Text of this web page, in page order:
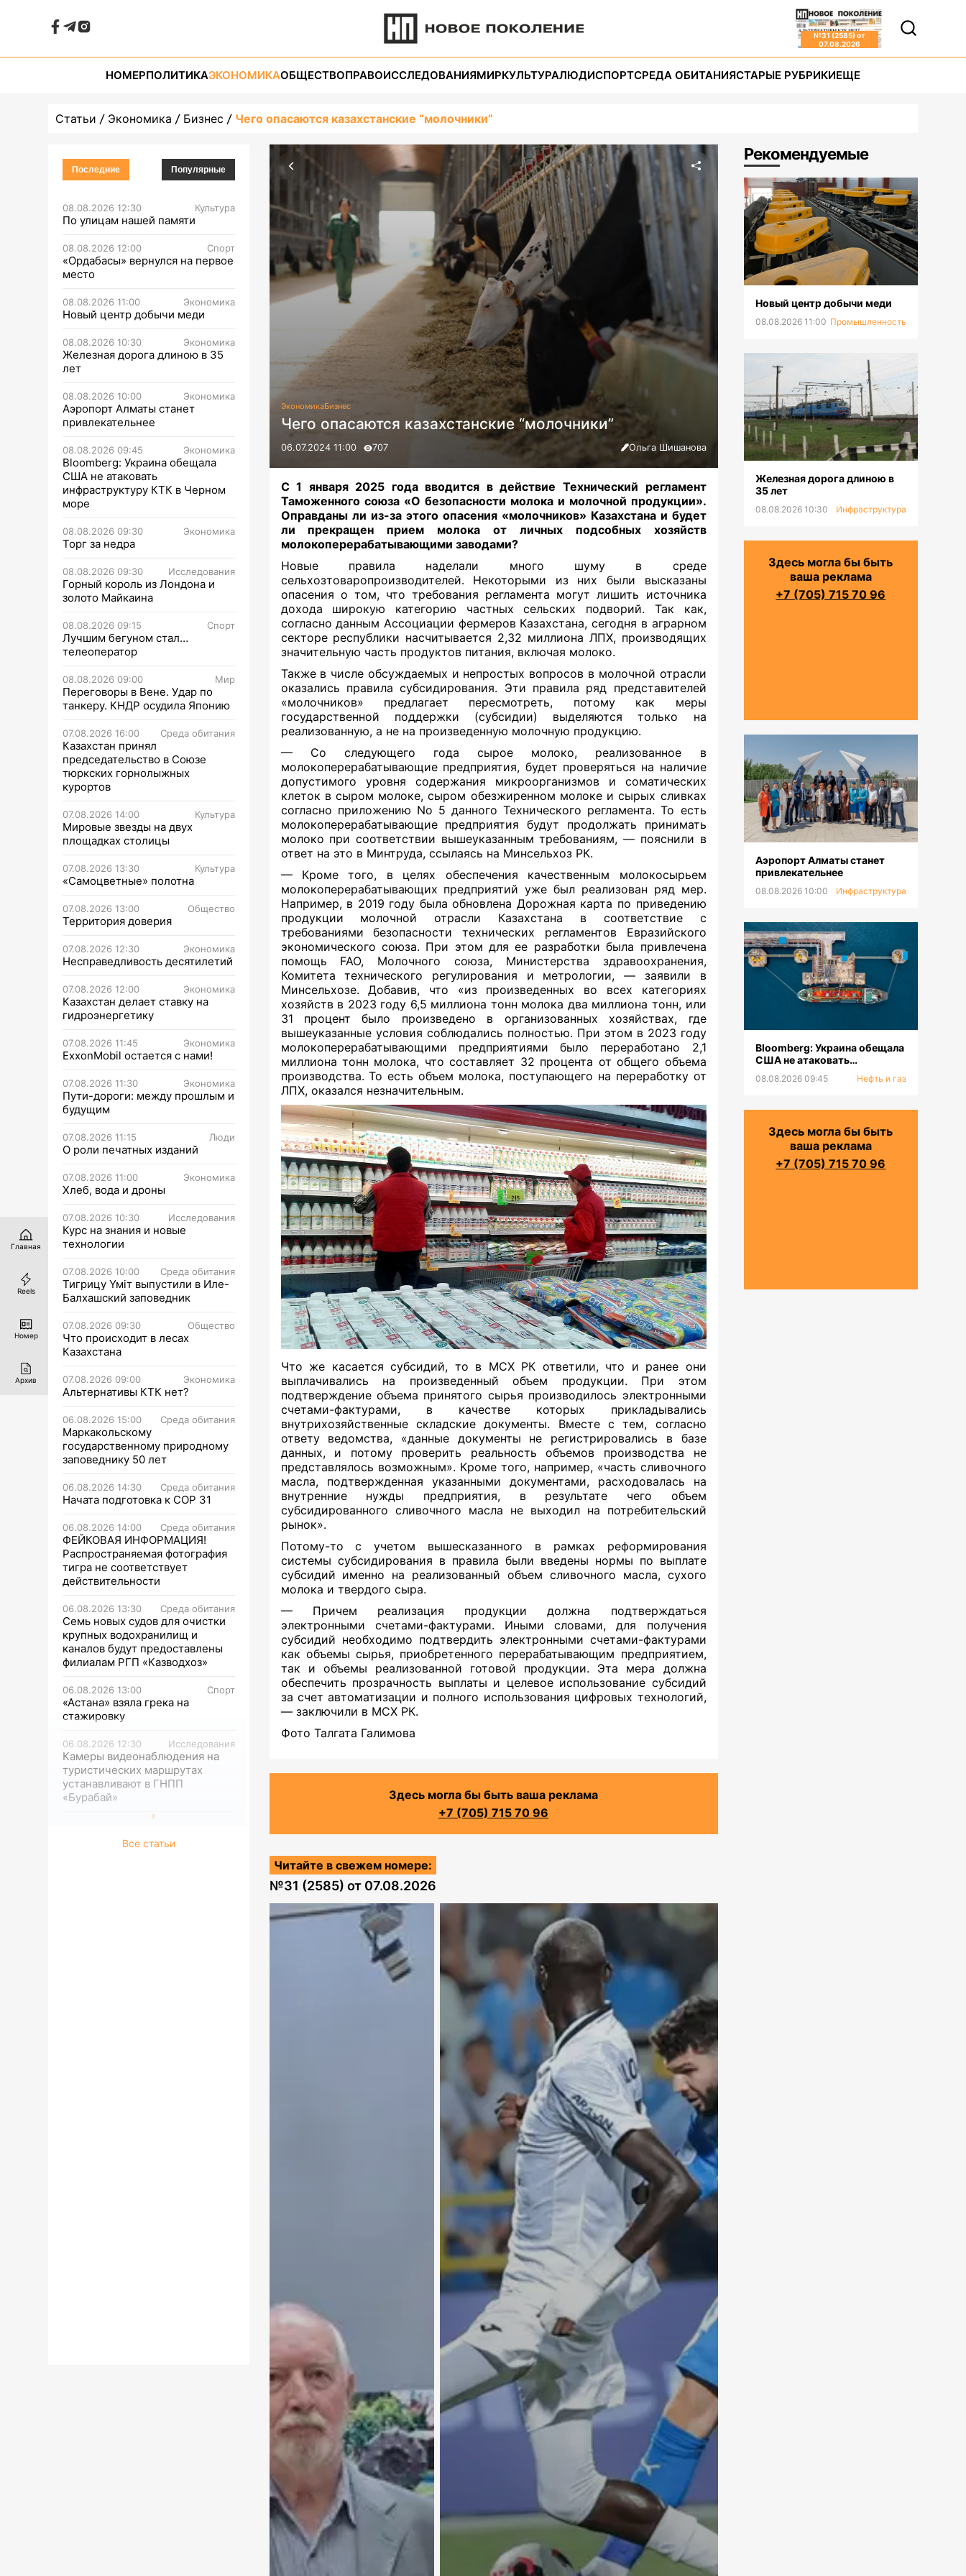
№31 (2585) от
07.08.2026
НОМЕРПОЛИТИКАЭКОНОМИКАОБЩЕСТВОПРАВОИССЛЕДОВАНИЯМИРКУЛЬТУРАЛЮДИСПОРТСРЕДА ОБИТАНИЯСТАРЫЕ РУБРИКИЕЩЕ
Статьи Экономика Бизнес Чего опасаются казахстанские “молочники”
Последние Популярные
08.08.2026 12:30 Культура
По улицам нашей памяти
08.08.2026 12:00 Спорт
«Ордабасы» вернулся на первое
место
08.08.2026 11:00 Экономика
Новый центр добычи меди
08.08.2026 10:30 Экономика
Железная дорога длиною в 35
лет
08.08.2026 10:00 Экономика
Аэропорт Алматы станет
привлекательнее
08.08.2026 09:45 Экономика
Bloomberg: Украина обещала
США не атаковать
инфраструктуру КТК в Черном
море
08.08.2026 09:30 Экономика
Торг за недра
08.08.2026 09:30 Исследования
Горный король из Лондона и
золото Майкаина
08.08.2026 09:15 Спорт
Лучшим бегуном стал…
телеоператор
08.08.2026 09:00 Мир
Переговоры в Вене. Удар по
танкеру. КНДР осудила Японию
07.08.2026 16:00 Среда обитания
Казахстан принял
председательство в Союзе
тюркских горнолыжных
курортов
07.08.2026 14:00 Культура
Мировые звезды на двух
площадках столицы
07.08.2026 13:30 Культура
«Самоцветные» полотна
07.08.2026 13:00 Общество
Территория доверия
07.08.2026 12:30 Экономика
Несправедливость десятилетий
07.08.2026 12:00 Экономика
Казахстан делает ставку на
гидроэнергетику
07.08.2026 11:45 Экономика
ExxonMobil остается с нами!
07.08.2026 11:30 Экономика
Пути-дороги: между прошлым и
будущим
07.08.2026 11:15 Люди
О роли печатных изданий
07.08.2026 11:00 Экономика
Хлеб, вода и дроны
07.08.2026 10:30 Исследования
Курс на знания и новые
технологии
07.08.2026 10:00 Среда обитания
Тигрицу Үміт выпустили в Иле-
Балхашский заповедник
07.08.2026 09:30 Общество
Что происходит в лесах
Казахстана
07.08.2026 09:00 Экономика
Альтернативы КТК нет?
06.08.2026 15:00 Среда обитания
Маркакольскому
государственному природному
заповеднику 50 лет
06.08.2026 14:30 Среда обитания
Начата подготовка к СОР 31
06.08.2026 14:00 Среда обитания
ФЕЙКОВАЯ ИНФОРМАЦИЯ!
Распространяемая фотография
тигра не соответствует
действительности
06.08.2026 13:30 Среда обитания
Семь новых судов для очистки
крупных водохранилищ и
каналов будут предоставлены
филиалам РГП «Казводхоз»
06.08.2026 13:00 Спорт
«Астана» взяла грека на
стажировку
06.08.2026 12:30 Исследования
Камеры видеонаблюдения на
туристических маршрутах
устанавливают в ГНПП
«Бурабай»
Все статьи
ЭкономикаБизнес
Чего опасаются казахстанские “молочники”
06.07.2024 11:00 707 Ольга Шишанова
С 1 января 2025 года вводится в действие Технический регламент
Таможенного союза «О безопасности молока и молочной продукции».
Оправданы ли из-за этого опасения «молочников» Казахстана и будет
ли прекращен прием молока от личных подсобных хозяйств
молокоперерабатывающими заводами?
Новые правила наделали много шуму в среде
сельхозтоваропроизводителей. Некоторыми из них были высказаны
опасения о том, что требования регламента могут лишить источника
дохода широкую категорию частных сельских подворий. Так как,
согласно данным Ассоциации фермеров Казахстана, сегодня в аграрном
секторе республики насчитывается 2,32 миллиона ЛПХ, производящих
значительную часть продуктов питания, включая молоко.
Также в числе обсуждаемых и непростых вопросов в молочной отрасли
оказались правила субсидирования. Эти правила ряд представителей
«молочников» предлагает пересмотреть, потому как меры
государственной поддержки (субсидии) выделяются только на
реализованную, а не на произведенную молочную продукцию.
— Со следующего года сырое молоко, реализованное в
молокоперерабатывающие предприятия, будет проверяться на наличие
допустимого уровня содержания микроорганизмов и соматических
клеток в сыром молоке, сыром обезжиренном молоке и сырых сливках
согласно приложению No 5 данного Технического регламента. То есть
молокоперерабатывающие предприятия будут продолжать принимать
молоко при соответствии вышеуказанным требованиям, — пояснили в
ответ на это в Минтруда, ссылаясь на Минсельхоз РК.
— Кроме того, в целях обеспечения качественным молокосырьем
молокоперерабатывающих предприятий уже был реализован ряд мер.
Например, в 2019 году была обновлена Дорожная карта по приведению
продукции молочной отрасли Казахстана в соответствие с
требованиями безопасности технических регламентов Евразийского
экономического союза. При этом для ее разработки была привлечена
помощь FAO, Молочного союза, Министерства здравоохранения,
Комитета технического регулирования и метрологии, — заявили в
Минсельхозе. Добавив, что «из произведенных во всех категориях
хозяйств в 2023 году 6,5 миллиона тонн молока два миллиона тонн, или
31 процент было произведено в организованных хозяйствах, где
вышеуказанные условия соблюдались полностью. При этом в 2023 году
молокоперерабатывающими предприятиями было переработано 2,1
миллиона тонн молока, что составляет 32 процента от общего объема
производства. То есть объем молока, поступающего на переработку от
ЛПХ, оказался незначительным.
Что же касается субсидий, то в МСХ РК ответили, что и ранее они
выплачивались на произведенный объем продукции. При этом
подтверждение объема принятого сырья производилось электронными
счетами-фактурами, в качестве которых прикладывались
внутрихозяйственные складские документы. Вместе с тем, согласно
ответу ведомства, «данные документы не регистрировались в базе
данных, и потому проверить реальность объемов производства не
представлялось возможным». Кроме того, например, «часть сливочного
масла, подтвержденная указанными документами, расходовалась на
внутренние нужды предприятия, в результате чего объем
субсидированного сливочного масла не выходил на потребительский
рынок».
Потому-то с учетом вышесказанного в рамках реформирования
системы субсидирования в правила были введены нормы по выплате
субсидий именно на реализованный объем сливочного масла, сухого
молока и твердого сыра.
— Причем реализация продукции должна подтверждаться
электронными счетами-фактурами. Иными словами, для получения
субсидий необходимо подтвердить электронными счетами-фактурами
как объемы сырья, приобретенного перерабатывающим предприятием,
так и объемы реализованной готовой продукции. Эта мера должна
обеспечить прозрачность выплаты и целевое использование субсидий
за счет автоматизации и полного использования цифровых технологий,
— заключили в МСХ РК.
Фото Талгата Галимова
Здесь могла бы быть ваша реклама
+7 (705) 715 70 96
Читайте в свежем номере:
№31 (2585) от 07.08.2026
Рекомендуемые
Новый центр добычи меди
08.08.2026 11:00 Промышленность
Железная дорога длиною в
35 лет
08.08.2026 10:30 Инфраструктура
Здесь могла бы быть
ваша реклама
+7 (705) 715 70 96
Аэропорт Алматы станет
привлекательнее
08.08.2026 10:00 Инфраструктура
Bloomberg: Украина обещала
США не атаковать
Черном море
08.08.2026 09:45 Нефть и газ
Здесь могла бы быть
ваша реклама
+7 (705) 715 70 96
Главная
Reels
Номер
Архив